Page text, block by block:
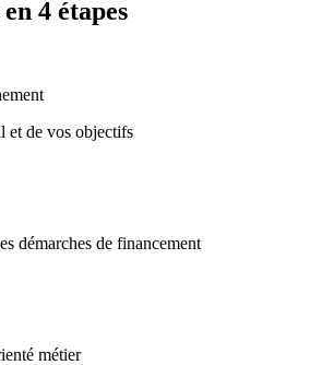
4 étapes
et de vos objectifs
démarches de financement
métier